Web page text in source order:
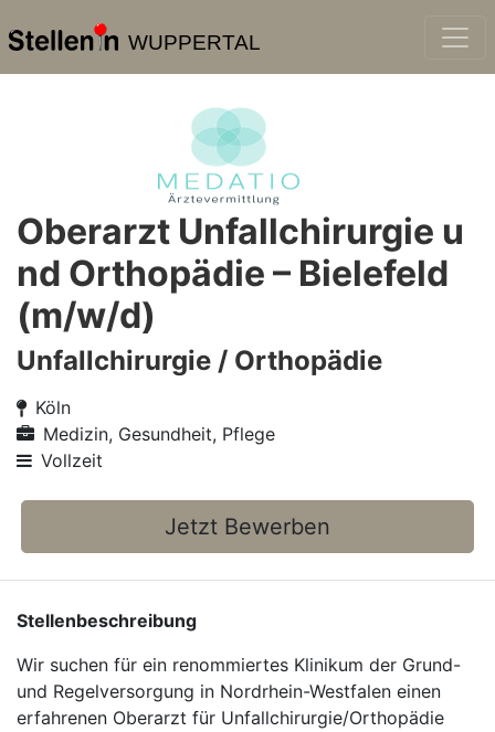
WUPPERTAL
Oberarzt Unfallchirurgie u
nd Orthopädie – Bielefeld
(m/w/d)
Unfallchirurgie / Orthopädie
Köln
Medizin, Gesundheit, Pflege
Vollzeit
Jetzt Bewerben
Stellenbeschreibung
Wir suchen für ein renommiertes Klinikum der Grund-
und Regelversorgung in Nordrhein-Westfalen einen
erfahrenen Oberarzt für Unfallchirurgie/Orthopädie